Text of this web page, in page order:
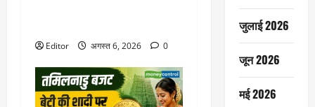
Editor अगस्त 6, 2026 0
जुलाई 2026
जून 2026
मई 2026